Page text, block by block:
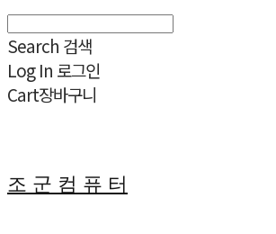
Search 검색
Log In 로그인
Cart장바구니
조 군 컴 퓨 터